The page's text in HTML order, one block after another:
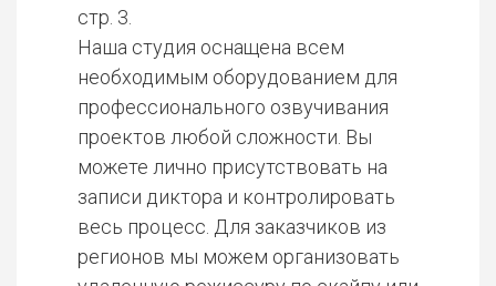
стр. 3.
Наша студия оснащена всем
необходимым оборудованием для
профессионального озвучивания
проектов любой сложности. Вы
можете лично присутствовать на
записи диктора и контролировать
весь процесс. Для заказчиков из
регионов мы можем организовать